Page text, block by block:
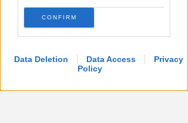
CONFIRM
Data Deletion Data Access
Privacy
Policy